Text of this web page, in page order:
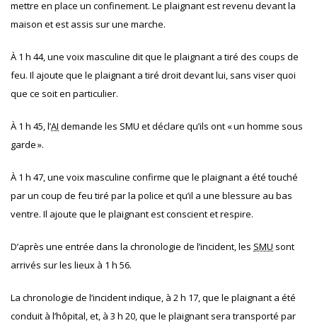
mettre en place un confinement. Le plaignant est revenu devant la
maison et est assis sur une marche.
À 1 h 44, une voix masculine dit que le plaignant a tiré des coups de
feu. Il ajoute que le plaignant a tiré droit devant lui, sans viser quoi
que ce soit en particulier.
À 1 h 45, l’AI demande les SMU et déclare qu’ils ont « un homme sous
garde ».
À 1 h 47, une voix masculine confirme que le plaignant a été touché
par un coup de feu tiré par la police et qu’il a une blessure au bas
ventre. Il ajoute que le plaignant est conscient et respire.
D’après une entrée dans la chronologie de l’incident, les SMU sont
arrivés sur les lieux à 1 h 56.
La chronologie de l’incident indique, à 2 h 17, que le plaignant a été
conduit à l’hôpital, et, à 3 h 20, que le plaignant sera transporté par